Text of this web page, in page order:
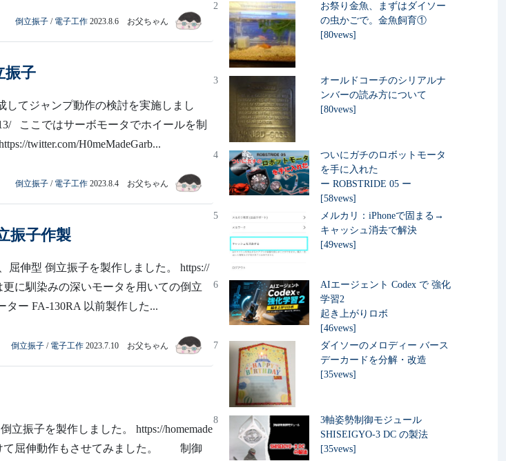
倒立振子 / 電子工作 2023.8.6 お父ちゃん
振子
てジャンプ動作の検討を実施しまし
ここではサーボモータでホイールを制
twitter.com/H0meMadeGarb...
倒立振子 / 電子工作 2023.8.4 お父ちゃん
振子作製
屈伸型 倒立振子を製作しました。 https://
更に馴染みの深いモータを用いての倒立
ー FA-130RA 以前製作した...
倒立振子 / 電子工作 2023.7.10 お父ちゃん
立振子を製作しました。 https://homemade
けて屈伸動作もさせてみました。 制御
2
お祭り金魚、まずはダイソー
の虫かごで。金魚飼育①
[80vews]
3
オールドコーチのシリアルナ
ンバーの読み方について
[80vews]
4
ついにガチのロボットモータ
を手に入れた
ー ROBSTRIDE 05 ー
[58vews]
5
メルカリ：iPhoneで固まる→
キャッシュ消去で解決
[49vews]
6
AIエージェント Codex で 強化
学習2
起き上がりロボ
[46vews]
7
ダイソーのメロディー バース
デーカードを分解・改造
[35vews]
8
3軸姿勢制御モジュール
SHISEIGYO-3 DC の製法
[35vews]